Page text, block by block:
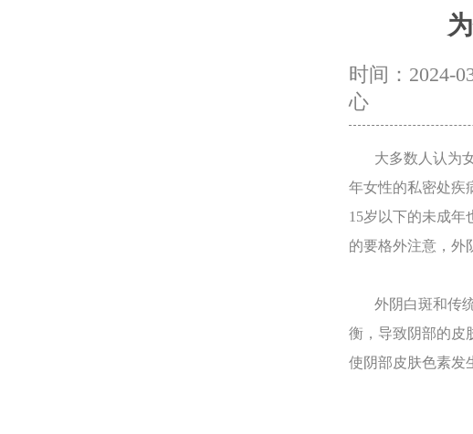
时间：2024-
心
大多数人认为女
年女性的私密处疾
15岁以下的未成年
的要格外注意，外
外阴白斑和传统
衡，导致阴部的皮
使阴部皮肤色素发